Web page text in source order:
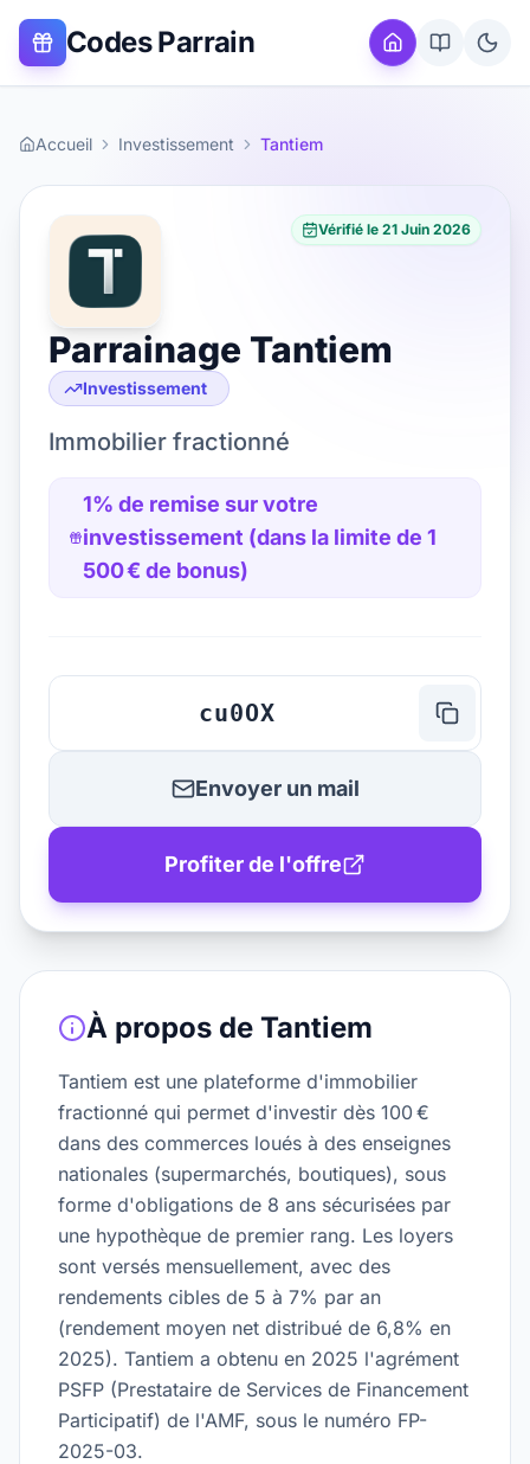
Codes Parrain
Accueil Investissement Tantiem
Vérifié le 21 Juin 2026
Parrainage Tantiem
Investissement
Immobilier fractionné
1% de remise sur votre
investissement (dans la limite de 1
500 € de bonus)
cu0OX
Envoyer un mail
Profiter de l'offre
À propos de Tantiem
Tantiem est une plateforme d'immobilier
fractionné qui permet d'investir dès 100 €
dans des commerces loués à des enseignes
nationales (supermarchés, boutiques), sous
forme d'obligations de 8 ans sécurisées par
une hypothèque de premier rang. Les loyers
sont versés mensuellement, avec des
rendements cibles de 5 à 7% par an
(rendement moyen net distribué de 6,8% en
2025). Tantiem a obtenu en 2025 l'agrément
PSFP (Prestataire de Services de Financement
Participatif) de l'AMF, sous le numéro FP-
2025-03.